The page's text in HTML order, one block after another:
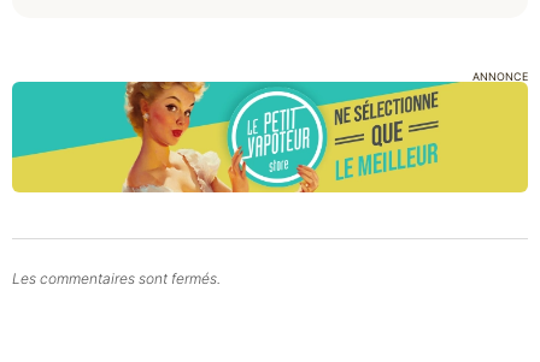
ANNONCE
Les commentaires sont fermés.